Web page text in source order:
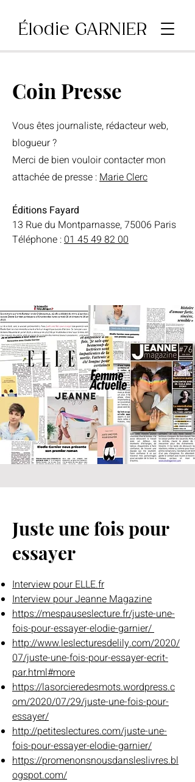
Élodie GARNIER
Coin Presse
Vous êtes journaliste, rédacteur web,
blogueur ?
Merci de bien vouloir contacter mon
attachée de presse :Marie Clerc
Éditions Fayard
13 Rue du Montparnasse, 75006 Paris
Téléphone :01 45 49 82 00
Juste une fois pour
essayer
Interview pour ELLE.fr
Interview pour Jeanne Magazine
https://mespauseslecture.fr/juste-une-
fois-pour-essayer-elodie-garnier/
http://www.leslecturesdelily.com/2020/
07/juste-une-fois-pour-essayer-ecrit-
par.html#more
https://lasorcieredesmots.wordpress.c
om/2020/07/29/juste-une-fois-pour-
essayer/
http://petiteslectures.com/juste-une-
fois-pour-essayer-elodie-garnier/
https://promenonsnousdansleslivres.bl
ogspot.com/